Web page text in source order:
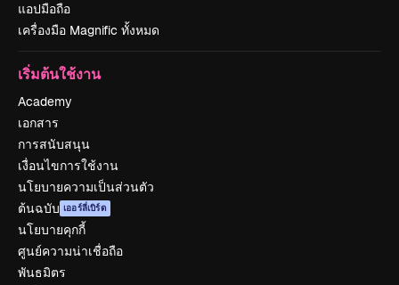
แอปมือถือ
เครื่องมือ Magnific ทั้งหมด
เริ่มต้นใช้งาน
Academy
เอกสาร
การสนับสนุน
เงื่อนไขการใช้งาน
นโยบายความเป็นส่วนตัว
ต้นฉบับ เออร์ลี่เบิร์ด
นโยบายคุกกี้
ศูนย์ความน่าเชื่อถือ
พันธมิตร